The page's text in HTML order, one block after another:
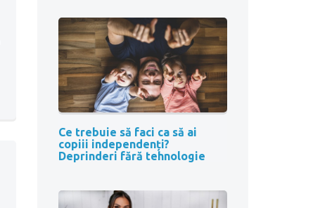
Ce trebuie să faci ca să ai
copiii independenți?
Deprinderi fără tehnologie